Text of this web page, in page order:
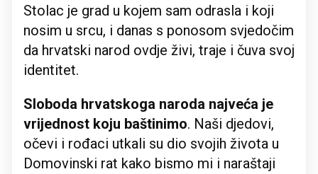
Stolac je grad u kojem sam odrasla i koji
nosim u srcu, i danas s ponosom svjedočim
da hrvatski narod ovdje živi, traje i čuva svoj
identitet.
Sloboda hrvatskoga naroda najveća je
vrijednost koju baštinimo. Naši djedovi,
očevi i rođaci utkali su dio svojih života u
Domovinski rat kako bismo mi i naraštaji